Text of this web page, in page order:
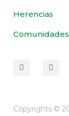
Herencias
Comunidades
Copyrights ©